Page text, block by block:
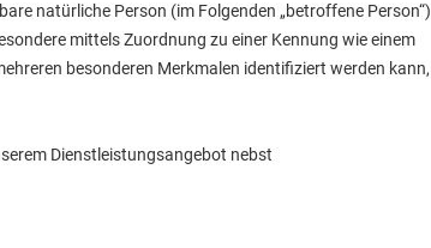
natürliche Person (im Folgenden „betroffene Person“)
mittels Zuordnung zu einer Kennung wie einem
besonderen Merkmalen identifiziert werden kann,
Dienstleistungsangebot nebst